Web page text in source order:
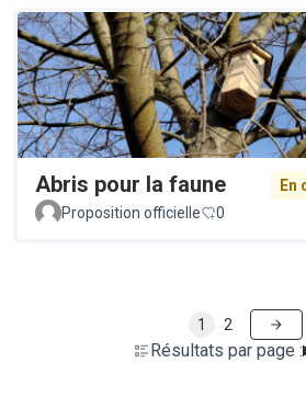
Abris pour la faune
En
Proposition officielle
0
Résultats par page :
1 2